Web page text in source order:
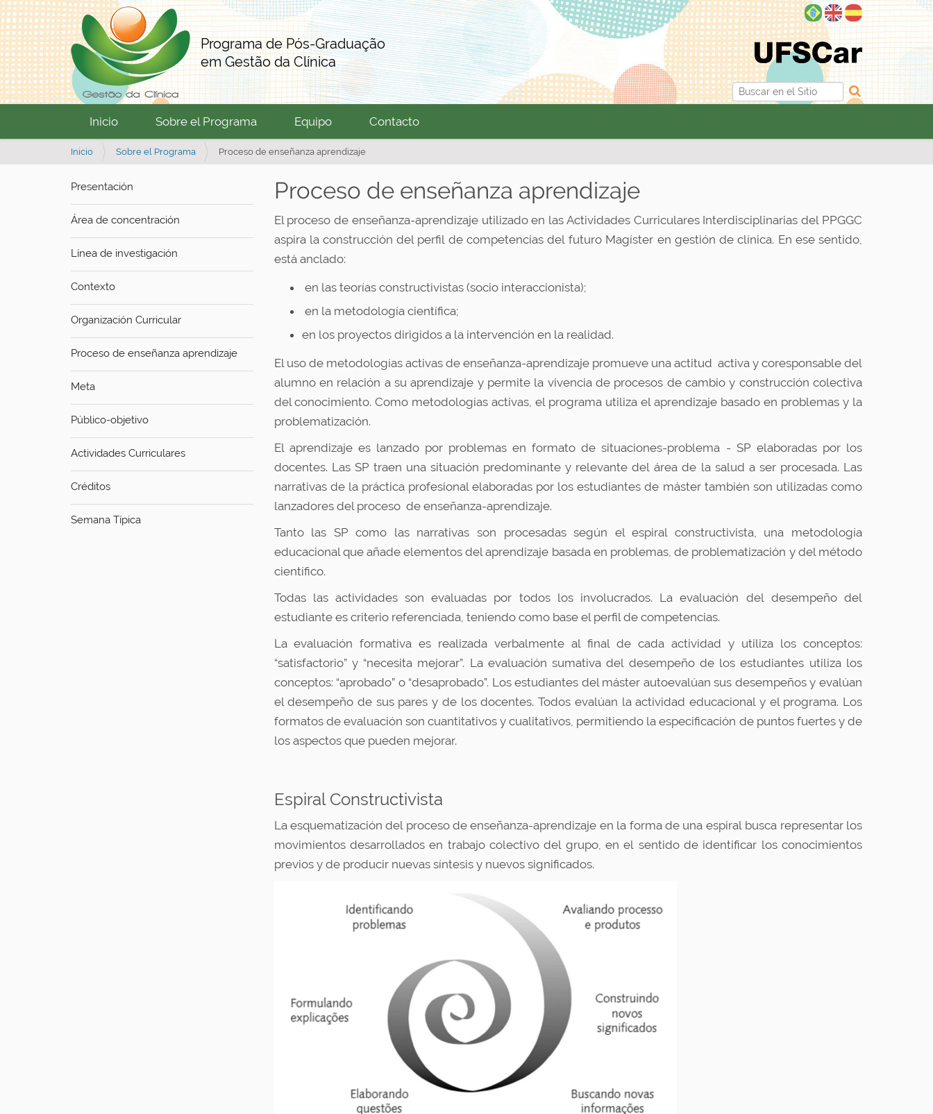
Programa de Pós-Graduação
em Gestão da Clínica
Buscar
Inicio Sobre el Programa Equipo Contacto
U
t
e
s
a
:
Inicio Sobre el Programa Proceso de enseñanza aprendizaje
Presentación
Área de concentración
Línea de investigación
Contexto
Organización Curricular
Proceso de enseñanza aprendizaje
Meta
Público-objetivo
Actividades Curriculares
Créditos
Semana Típica
Proceso de enseñanza aprendizaje
El proceso de enseñanza-aprendizaje utilizado en las Actividades Curriculares Interdisciplinarias del PPGGC
aspira la construcción del perfil de competencias del futuro Magíster en gestión de clínica. En ese sentido,
está anclado:
en las teorías constructivistas (socio interaccionista);
en la metodología científica;
en los proyectos dirigidos a la intervención en la realidad.
El uso de metodologías activas de enseñanza-aprendizaje promueve una actitud activa y coresponsable del
alumno en relación a su aprendizaje y permite la vivencia de procesos de cambio y construcción colectiva
del conocimiento. Como metodologías activas, el programa utiliza el aprendizaje basado en problemas y la
problematización.
El aprendizaje es lanzado por problemas en formato de situaciones-problema - SP elaboradas por los
docentes. Las SP traen una situación predominante y relevante del área de la salud a ser procesada. Las
narrativas de la práctica profesional elaboradas por los estudiantes de máster también son utilizadas como
lanzadores del proceso de enseñanza-aprendizaje.
Tanto las SP como las narrativas son procesadas según el espiral constructivista, una metodología
educacional que añade elementos del aprendizaje basada en problemas, de problematización y del método
científico.
Todas las actividades son evaluadas por todos los involucrados. La evaluación del desempeño del
estudiante es criterio referenciada, teniendo como base el perfil de competencias.
La evaluación formativa es realizada verbalmente al final de cada actividad y utiliza los conceptos:
“satisfactorio” y “necesita mejorar”. La evaluación sumativa del desempeño de los estudiantes utiliza los
conceptos: “aprobado” o “desaprobado”. Los estudiantes del máster autoevalúan sus desempeños y evalúan
el desempeño de sus pares y de los docentes. Todos evalúan la actividad educacional y el programa. Los
formatos de evaluación son cuantitativos y cualitativos, permitiendo la especificación de puntos fuertes y de
los aspectos que pueden mejorar.
Espiral Constructivista
La esquematización del proceso de enseñanza-aprendizaje en la forma de una espiral busca representar los
movimientos desarrollados en trabajo colectivo del grupo, en el sentido de identificar los conocimientos
previos y de producir nuevas síntesis y nuevos significados.